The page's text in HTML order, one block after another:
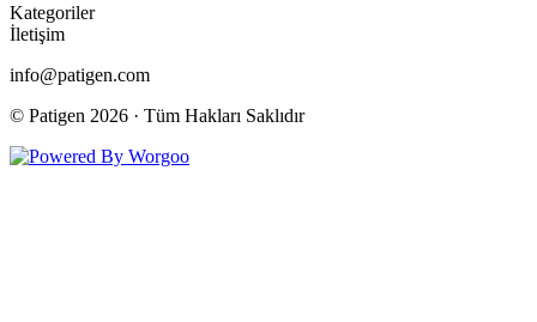
Kategoriler
İletişim
info@patigen.com
© Patigen 2026 · Tüm Hakları Saklıdır